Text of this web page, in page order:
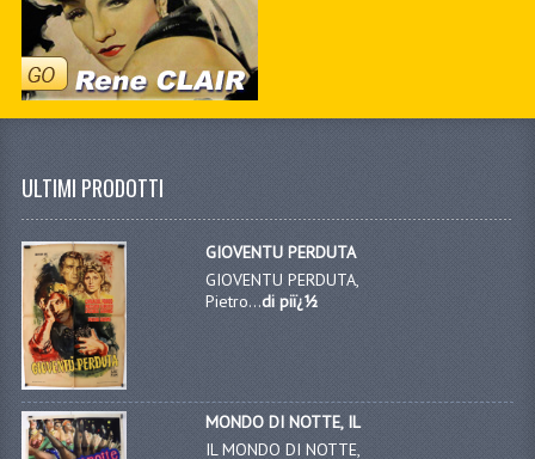
ULTIMI PRODOTTI
GIOVENTU PERDUTA
GIOVENTU PERDUTA,
Pietro...di piï¿½
MONDO DI NOTTE, IL
IL MONDO DI NOTTE,